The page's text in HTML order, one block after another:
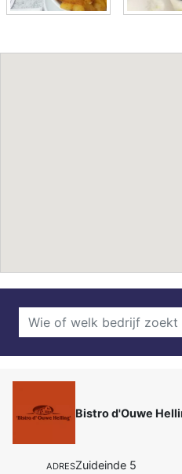
Bistro d'Ouwe
ADRESZuideinde 5